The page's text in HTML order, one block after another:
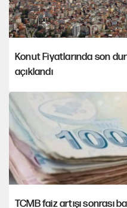
Konut Fiyatlarında son
açıklandı
TCMB faiz artışı sonrası